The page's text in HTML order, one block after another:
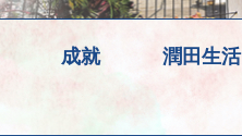
成就 潤田生活